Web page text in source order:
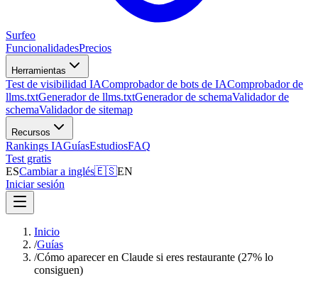
Surfeo
FuncionalidadesPrecios
Herramientas
Test de visibilidad IAComprobador de bots de IAComprobador de
llms.txtGenerador de llms.txtGenerador de schemaValidador de
schemaValidador de sitemap
Recursos
Rankings IAGuíasEstudiosFAQ
Test gratis
ESCambiar a inglés🇪🇸EN
Iniciar sesión
Inicio
/Guías
/Cómo aparecer en Claude si eres restaurante (27% lo
consiguen)